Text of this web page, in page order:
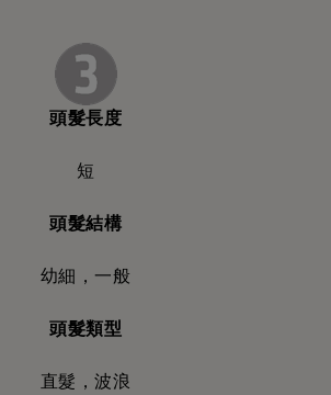
頭髮長度
短
頭髮結構
幼細，一般
頭髮類型
直髮，波浪